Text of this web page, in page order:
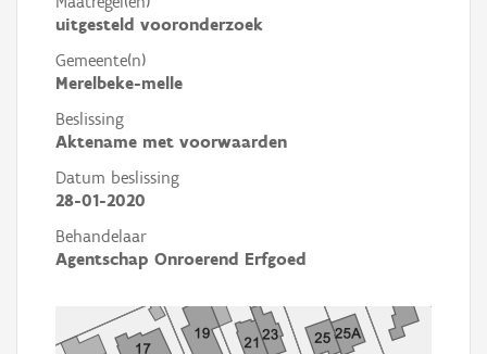
uitgesteld vooronderzoek
Gemeente(n)
Merelbeke-melle
Beslissing
Aktename met voorwaarden
Datum beslissing
28-01-2020
Behandelaar
Agentschap Onroerend Erfgoed